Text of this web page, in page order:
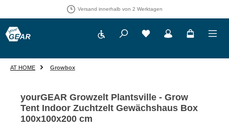
Versand innerhalb von 2 Werktagen
Werkzeugleiste anzeigenDu hast 0 Produkte auf
AT HOME Growbox
yourGEAR Growzelt Plantsville - Grow
Tent Indoor Zuchtzelt Gewächshaus Box
100x100x200 cm